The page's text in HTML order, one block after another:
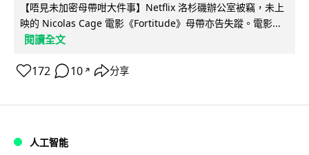
【唔見未加密母帶咁大件事】Netflix 洛杉磯辦公室被竊，未上
映的 Nicolas Cage 電影《Fortitude》母帶亦告失蹤。電影...
閱讀全文
172 10 ↗ 分享
人工智能